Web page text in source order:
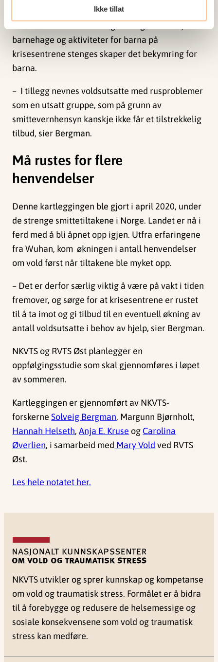
Ikke tillat
stenges skaper det bekymring for de voldsutsatte
barnehage og aktiviteter for barna på
krisesentrene stenges skaper det bekymring for
barna.
– I tillegg nevnes voldsutsatte med rusproblemer
som en utsatt gruppe, som på grunn av
smittevernhensyn kanskje ikke får et tilstrekkelig
tilbud, sier Bergman.
Må rustes for flere
henvendelser
Denne kartleggingen ble gjort i april 2020, under
de strenge smittetiltakene i Norge. Landet er nå i
ferd med å bli åpnet opp igjen. Utfra erfaringene
fra Wuhan, kom økningen i antall henvendelser
om vold først når tiltakene ble myket opp.
– Det er derfor særlig viktig å være på vakt i tiden
fremover, og sørge for at krisesentrene er rustet
til å ta imot og gi tilbud til en eventuell økning av
antall voldsutsatte i behov av hjelp, sier Bergman.
NKVTS og RVTS Øst planlegger en
oppfølgingsstudie som skal gjennomføres i løpet
av sommeren.
Kartleggingen er gjennomført av NKVTS-
forskerneSolveig Bergman, Margunn Bjørnholt,
Hannah Helseth,Anja E. Kruse og Carolina
Øverlien, i samarbeid med Mary Vold ved RVTS
Øst.
Les hele notatet her.
NKVTS utvikler og sprer kunnskap og kompetanse
om vold og traumatisk stress. Formålet er å bidra
til å forebygge og redusere de helsemessige og
sosiale konsekvensene som vold og traumatisk
stress kan medføre.